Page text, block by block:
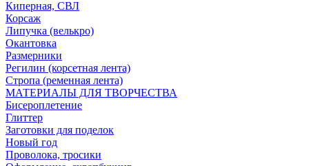
Киперная, СВЛ
Корсаж
Липучка (велькро)
Окантовка
Размерники
Регилин (корсетная лента)
Стропа (ременная лента)
МАТЕРИАЛЫ ДЛЯ ТВОРЧЕСТВА
Бисероплетение
Глиттер
Заготовки для поделок
Новый год
Проволока, тросики